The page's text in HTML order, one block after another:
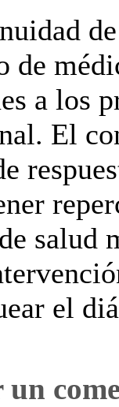
de
a los
El
salud
el